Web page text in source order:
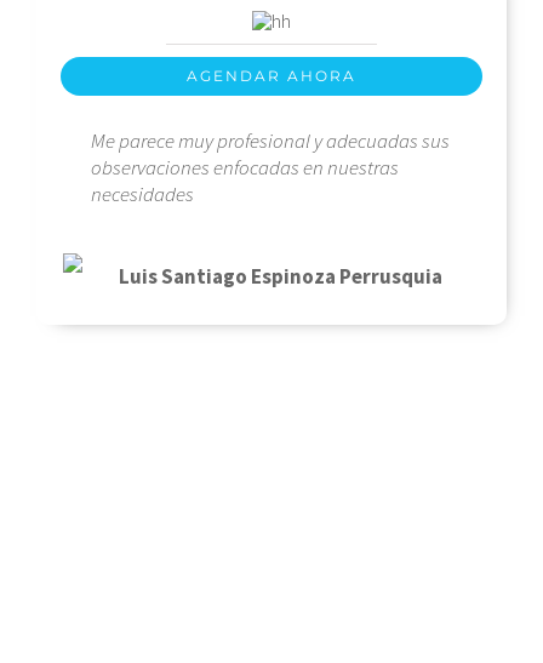
AGENDAR AHORA
Me parece muy profesional y adecuadas sus
observaciones enfocadas en nuestras
necesidades
Luis Santiago Espinoza Perrusquia